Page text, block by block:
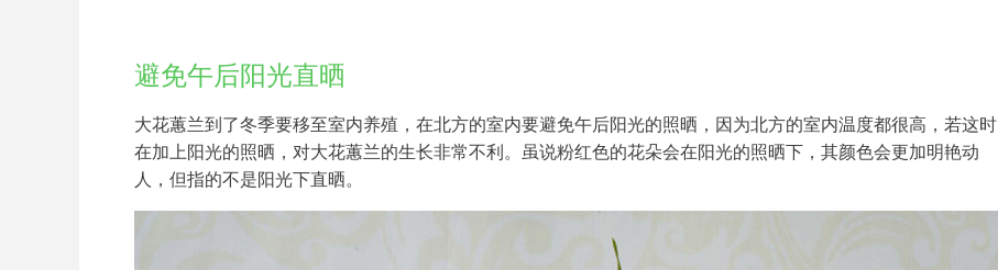
避免午后阳光直晒
大花蕙兰到了冬季要移至室内养殖，在北方的室内要避免午后阳光的照晒，因为北方的室内温度都很高，若这时
在加上阳光的照晒，对大花蕙兰的生长非常不利。虽说粉红色的花朵会在阳光的照晒下，其颜色会更加明艳动
人，但指的不是阳光下直晒。